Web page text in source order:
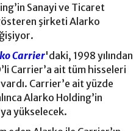
Sanayi ve Ticaret
şirketi Alarko
Carrier'daki, 1998 yılından
Carrier’a ait tüm hisseleri
Carrier’e ait yüzde
Alarko Holding’in
yükselecek.